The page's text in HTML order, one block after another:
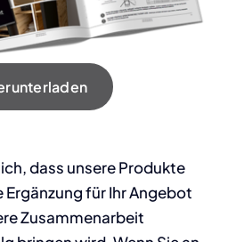
dass unsere Produkte
für Ihr Angebot
Zusammenarbeit